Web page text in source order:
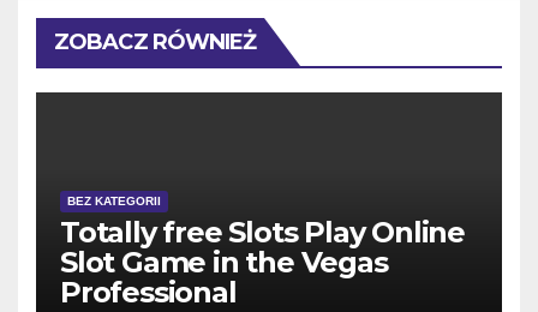
ZOBACZ RÓWNIEŻ
BEZ KATEGORII
Totally free Slots Play Online
Slot Game in the Vegas
Professional